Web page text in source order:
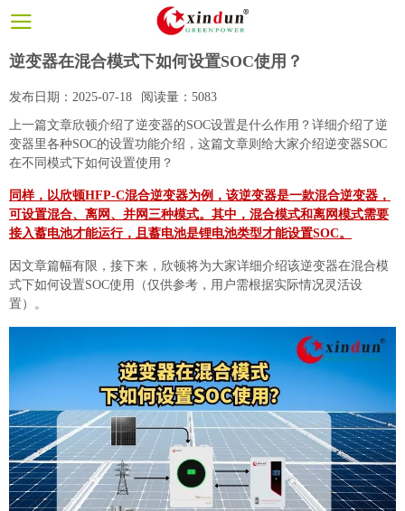
逆变器在混合模式下如何设置SOC使用？
发布日期： 2025-07-18 阅读量： 5083
上一篇文章欣顿介绍了逆变器的SOC设置是什么作用？ 详细介绍了逆
变器里各种SOC的设置功能介绍，这篇文章则给大家介绍逆变器SOC
在不同模式下如何设置使用？
同样，以欣顿HFP-C混合逆变器为例，该逆变器是一款混合逆变器，
可设置混合、离网、并网三种模式。其中，混合模式和离网模式需要
接入蓄电池才能运行，且蓄电池是锂电池类型才能设置SOC。
因文章篇幅有限，接下来，欣顿将为大家详细介绍该逆变器在混合模
式下如何设置SOC使用（仅供参考，用户需根据实际情况灵活设
置）。